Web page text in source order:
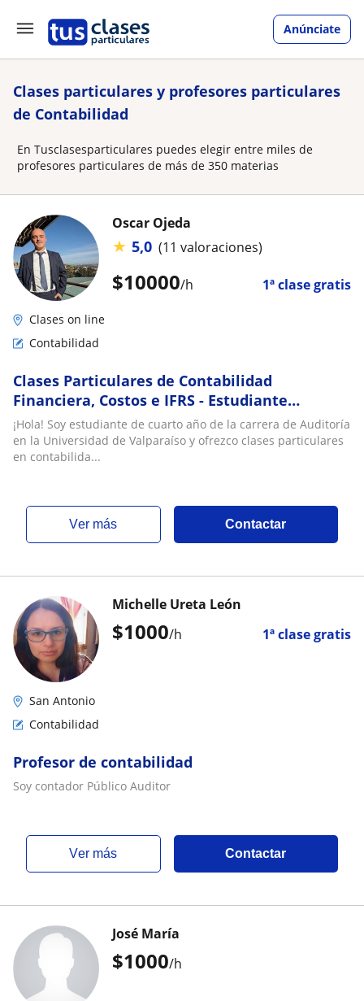
Anúnciate
Clases particulares y profesores particulares
de Contabilidad
En Tusclasesparticulares puedes elegir entre miles de
profesores particulares de más de 350 materias
$10000/h 1ª clase gratis
Oscar Ojeda
★ 5,0 (11 valoraciones)
Clases on line
Contabilidad
Clases Particulares de Contabilidad
Financiera, Costos e IFRS - Estudiante
Avanzado te Ayudo a Dominar la Materia
¡Hola! Soy estudiante de cuarto año de la carrera de Auditoría
en la Universidad de Valparaíso y ofrezco clases particulares
en contabilida...
ver más Contactar
$1000/h 1ª clase gratis
Michelle Ureta León
San Antonio
Contabilidad
Profesor de contabilidad
Soy contador Público Auditor
ver más Contactar
$1000/h
José María